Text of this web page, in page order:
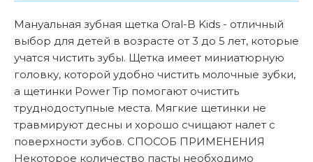
Мануальная зубная щетка Oral-B Kids - отличный
выбор для детей в возрасте от 3 до 5 лет, которые
учатся чистить зубы. Щетка имеет миниатюрную
головку, которой удобно чистить молочные зубки,
а щетинки Power Tip помогают очистить
труднодоступные места. Мягкие щетинки не
травмируют десны и хорошо счищают налет с
поверхности зубов. СПОСОБ ПРИМЕНЕНИЯ
Некоторое количество пасты необходимо